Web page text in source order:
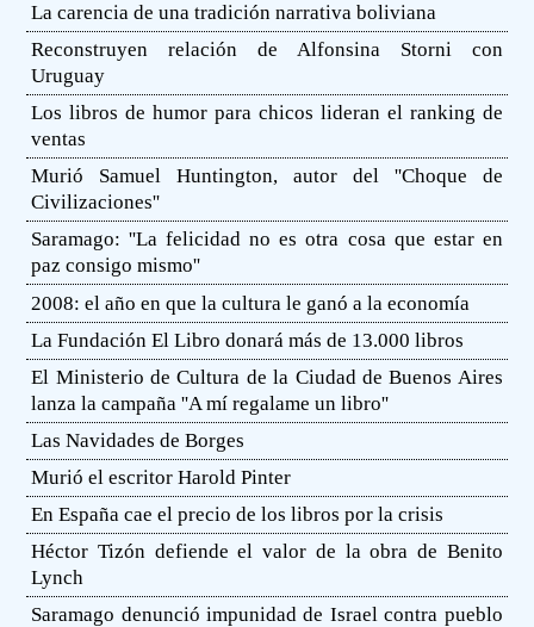
La carencia de una tradición narrativa boliviana
Reconstruyen relación de Alfonsina Storni con
Uruguay
Los libros de humor para chicos lideran el ranking de
ventas
Murió Samuel Huntington, autor del ''Choque de
Civilizaciones''
Saramago: ''La felicidad no es otra cosa que estar en
paz consigo mismo''
2008: el año en que la cultura le ganó a la economía
La Fundación El Libro donará más de 13.000 libros
El Ministerio de Cultura de la Ciudad de Buenos Aires
lanza la campaña ''A mí regalame un libro''
Las Navidades de Borges
Murió el escritor Harold Pinter
En España cae el precio de los libros por la crisis
Héctor Tizón defiende el valor de la obra de Benito
Lynch
Saramago denunció impunidad de Israel contra pueblo